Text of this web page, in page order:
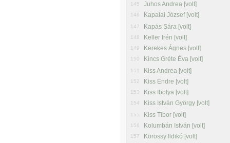
145 Juhos Andrea [volt]
146 Kapalai József [volt]
147 Kapás Sára [volt]
148 Keller Irén [volt]
149 Kerekes Ágnes [volt]
150 Kincs Gréte Éva [volt]
151 Kiss Andrea [volt]
152 Kiss Endre [volt]
153 Kiss Ibolya [volt]
154 Kiss István György [volt]
155 Kiss Tibor [volt]
156 Kolumbán István [volt]
157 Körössy Ildikó [volt]